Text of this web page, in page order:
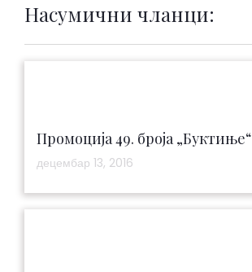
Насумични чланци:
Промоција 49. броја „Буктиње“
децембар 13, 2016